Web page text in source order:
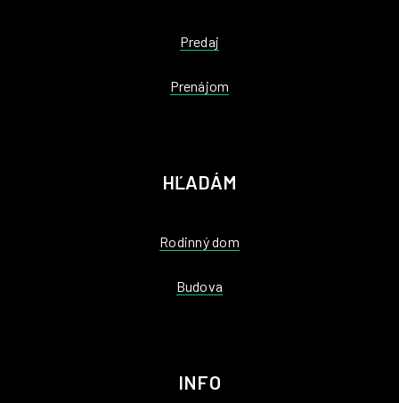
Predaj
Prenájom
HĽADÁM
Rodinný dom
Budova
INFO